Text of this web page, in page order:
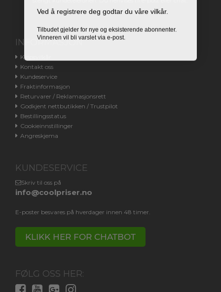
INFORMASJON
Kjøpsvilkår
Kontakt oss
Kundeservice
Fraktinformasjon
Returvarer / Reklamasjonsrett
Godkjent nettbutikken / Trustpilot
Bestillingsstatus
Cookieinnstillinger
Angreskjema
KUNDESERVICE
Skriv til oss på
info@coolpriser.no
E-poster besvares på hverdager innen 48 timer.
KLIKK HER FOR CHATBOT
FØLG OSS HER:
Ved å registrere deg godtar du våre vilkår.
Tilbudet gjelder for nye og eksisterende abonnenter.
Vinneren vil bli varslet via e-post.